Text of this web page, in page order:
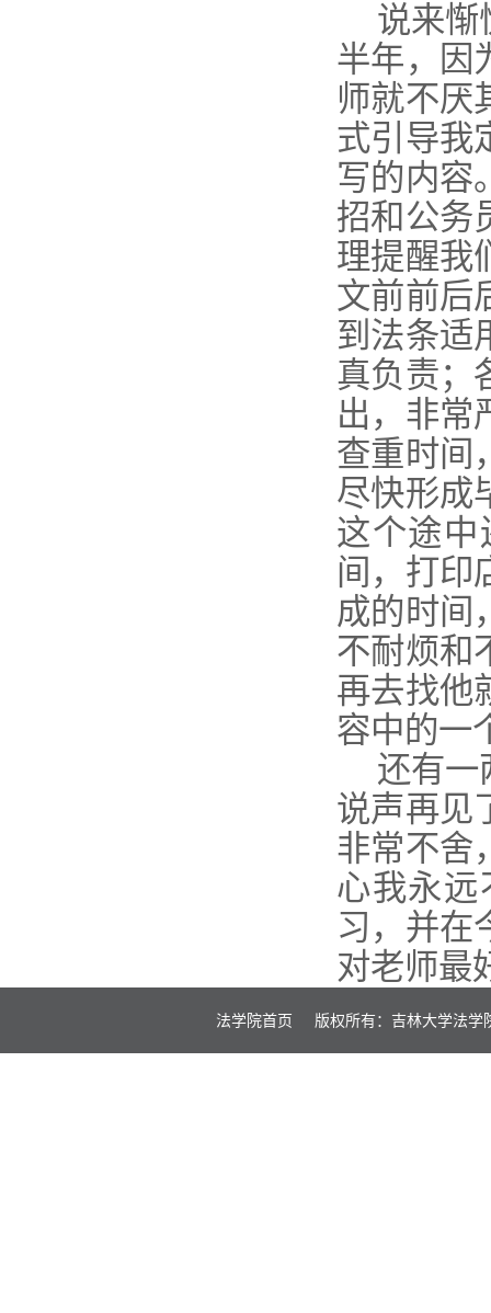
说来惭
半年，因
师就不厌
式引导我
写的内容
招和公务
理提醒我
文前前后
到法条适
真负责；
出，非常
查重时间
尽快形成
这个途中
间，打印
成的时间
不耐烦和
再去找他
容中的一
还有一
说声再见
非常不舍
心我永远
习，并在
对老师最
法学院首页 版权所有：吉林大学法学